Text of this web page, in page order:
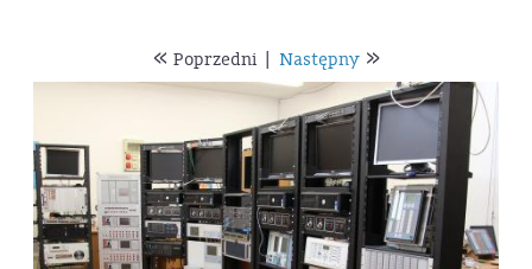
« Poprzedni Następny»